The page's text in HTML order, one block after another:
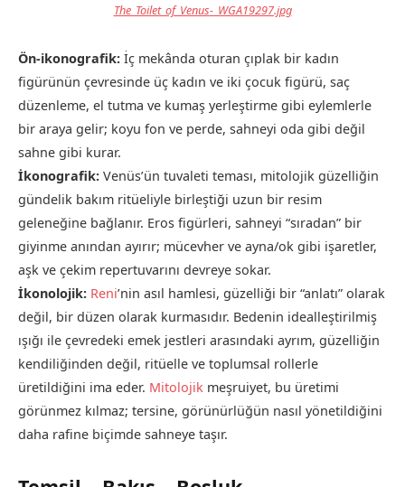
The_Toilet_of_Venus-_WGA19297.jpg
Ön-ikonografik: İç mekânda oturan çıplak bir kadın
figürünün çevresinde üç kadın ve iki çocuk figürü, saç
düzenleme, el tutma ve kumaş yerleştirme gibi eylemlerle
bir araya gelir; koyu fon ve perde, sahneyi oda gibi değil
sahne gibi kurar.
İkonografik: Venüs’ün tuvaleti teması, mitolojik güzelliğin
gündelik bakım ritüeliyle birleştiği uzun bir resim
geleneğine bağlanır. Eros figürleri, sahneyi “sıradan” bir
giyinme anından ayırır; mücevher ve ayna/ok gibi işaretler,
aşk ve çekim repertuvarını devreye sokar.
İkonolojik: Reni’nin asıl hamlesi, güzelliği bir “anlatı” olarak
değil, bir düzen olarak kurmasıdır. Bedenin idealleştirilmiş
ışığı ile çevredeki emek jestleri arasındaki ayrım, güzelliğin
kendiliğinden değil, ritüelle ve toplumsal rollerle
üretildiğini ima eder. Mitolojik meşruiyet, bu üretimi
görünmez kılmaz; tersine, görünürlüğün nasıl yönetildiğini
daha rafine biçimde sahneye taşır.